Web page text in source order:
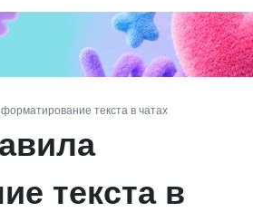
текста в чатах
текста в